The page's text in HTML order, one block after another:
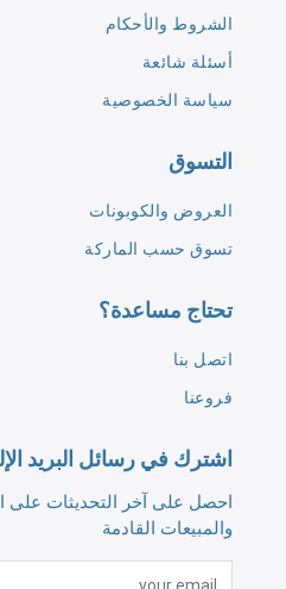
الشروط والأحكام
أسئلة شائعة
سياسة الخصوصية
التسوق
العروض والكوبونات
تسوق حسب الماركة
تحتاج مساعدة؟
اتصل بنا
فروعنا
اشترك في رسائل البريد
احصل على آخر التحديثات على
والمبيعات القادمة